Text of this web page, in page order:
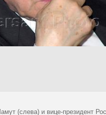
(слева) и вице-президент